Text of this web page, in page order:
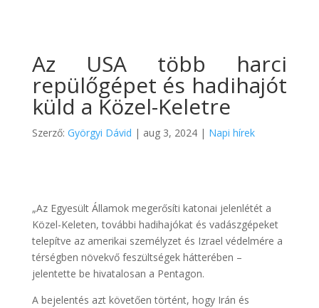
Az USA több harci
repülőgépet és hadihajót
küld a Közel-Keletre
Szerző: Györgyi Dávid | aug 3, 2024| Napi hírek
„Az Egyesült Államok megerősíti katonai jelenlétét a
Közel-Keleten, további hadihajókat és vadászgépeket
telepítve az amerikai személyzet és Izrael védelmére a
térségben növekvő feszültségek hátterében –
jelentette be hivatalosan a Pentagon.
A bejelentés azt követően történt, hogy Irán és